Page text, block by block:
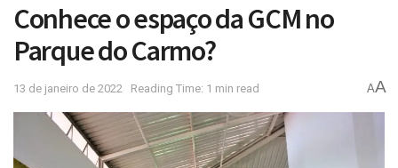
Conhece o espaço da GCM no
Parque do Carmo?
13 de janeiro de 2022 Reading Time: 1 min read AA